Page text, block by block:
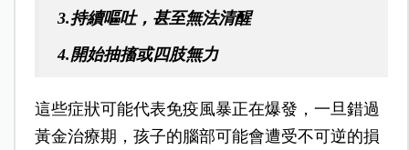
3.持續嘔吐，甚至無法清醒
4.開始抽搐或四肢無力
這些症狀可能代表免疫風暴正在爆發，一旦錯過
黃金治療期，孩子的腦部可能會遭受不可逆的損